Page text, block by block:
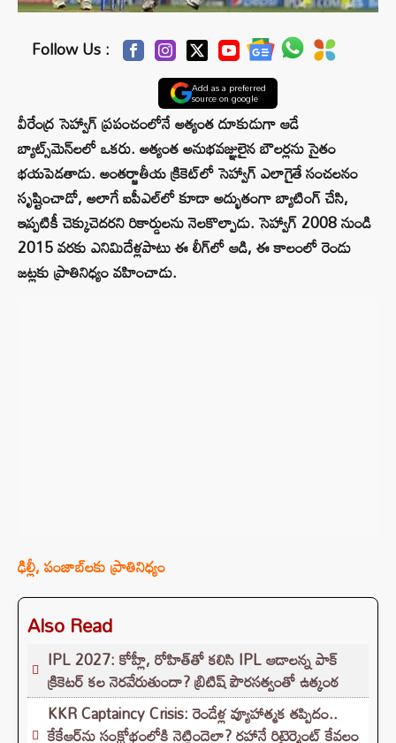
Follow Us :
Add as a preferred
source on google
వీరేంద్ర సెహ్వాగ్ ప్రపంచంలోనే అత్యంత దూకుడుగా ఆడే
బ్యాట్స్‌మెన్‌లలో ఒకరు. అత్యంత అనుభవజ్ఞులైన బౌలర్లను సైతం
భయపెడతాడు. అంతర్జాతీయ క్రికెట్‌లో సెహ్వాగ్ ఎలాగైతే సంచలనం
సృష్టించాడో, అలాగే ఐపీఎల్‌లో కూడా అద్భుతంగా బ్యాటింగ్ చేసి,
ఇప్పటికీ చెక్కుచెదరని రికార్డులను నెలకొల్పాడు. సెహ్వాగ్ 2008 నుండి
2015 వరకు ఎనిమిదేళ్లపాటు ఈ లీగ్‌లో ఆడి, ఈ కాలంలో రెండు
జట్లకు ప్రాతినిధ్యం వహించాడు.
ఢిల్లీ, పంజాబ్‌లకు ప్రాతినిధ్యం
Also Read
IPL 2027: కోహ్లీ, రోహిత్‌తో కలిసి IPL ఆడాలన్న పాక్‌
క్రికెటర్‌ కల నెరవేరుతుందా? బ్రిటిష్ పౌరసత్వంతో ఉత్కంఠ
KKR Captaincy Crisis: రెండేళ్ల వ్యూహాత్మక తప్పిదం..
కేకేఆర్‌ను సంక్షోభంలోకి నెట్టిందెలా? రహానే రిటైర్మెంట్ కేవలం